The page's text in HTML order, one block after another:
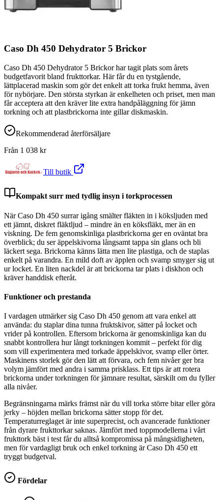
Caso Dh 450 Dehydrator 5 Brickor
Caso Dh 450 Dehydrator 5 Brickor har tagit plats som årets
budgetfavorit bland frukttorkar. Här får du en tystgående,
lättplacerad maskin som gör det enkelt att torka frukt hemma, även
för nybörjare. Den största styrkan är enkelheten och priset, men man
får acceptera att den kräver lite extra handpåläggning för jämn
torkning och att plastbrickorna inte gillar diskmaskin.
Rekommenderad återförsäljare
Från 1 038 kr
Till butik
Kompakt surr med tydlig insyn i torkprocessen
När Caso Dh 450 surrar igång smälter fläkten in i köksljuden med
ett jämnt, diskret fläktljud – mindre än en köksfläkt, mer än en
viskning. De fem genomskinliga plastbrickorna ger en oväntat bra
överblick; du ser äppelskivorna långsamt tappa sin glans och bli
läckert sega. Brickorna känns lätta men lite plastiga, och de staplas
enkelt på varandra. En mild doft av äpplen och svamp smyger sig ut
ur locket. En liten nackdel är att brickorna tar plats i diskhon och
kräver handdisk efteråt.
Funktioner och prestanda
I vardagen utmärker sig Caso Dh 450 genom att vara enkel att
använda: du staplar dina tunna fruktskivor, sätter på locket och
vrider på kontrollen. Eftersom brickorna är genomskinliga kan du
snabbt kontrollera hur långt torkningen kommit – perfekt för dig
som vill experimentera med torkade äppelskivor, svamp eller örter.
Maskinens storlek gör den lätt att förvara, och fem nivåer ger bra
volym jämfört med andra i samma prisklass. Ett tips är att rotera
brickorna under torkningen för jämnare resultat, särskilt om du fyller
alla nivåer.
Begränsningarna märks främst när du vill torka större bitar eller göra
jerky – höjden mellan brickorna sätter stopp för det.
Temperaturreglaget är inte superprecist, och avancerade funktioner
från dyrare frukttorkar saknas. Jämfört med toppmodellerna i vårt
frukttork bäst i test får du alltså kompromissa på mångsidigheten,
men för vardagligt bruk och enkel torkning är Caso Dh 450 ett
tryggt budgetval.
Fördelar